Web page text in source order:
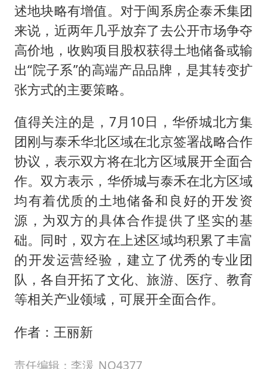
述地块略有增值。对于闽系房企泰禾集团
来说，近两年几乎放弃了去公开市场争夺
高价地，收购项目股权获得土地储备或输
出“院子系”的高端产品品牌，是其转变扩
张方式的主要策略。
值得关注的是，7月10日，华侨城北方集
团刚与泰禾华北区域在北京签署战略合作
协议，表示双方将在北方区域展开全面合
作。双方表示，华侨城与泰禾在北方区域
均有着优质的土地储备和良好的开发资
源，为双方的具体合作提供了坚实的基
础。同时，双方在上述区域均积累了丰富
的开发运营经验，建立了优秀的专业团
队，各自开拓了文化、旅游、医疗、教育
等相关产业领域，可展开全面合作。
作者：王丽新
责任编辑：李湲_NO4377